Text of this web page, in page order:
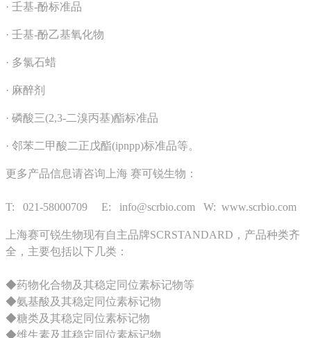
· ‌壬基-酚标准品‌
· ‌壬基-酚乙基氧化物‌
· ‌多氯石蜡‌
· ‌麻醉剂
· ‌磷酸三(2,3-二溴丙基)酯标准品‌
· ‌邻苯二甲酸二正戊酯(ipnpp)标准品‌等‌。
更多产品信息请咨询上海 赛可锐生物：
T: 021-58000709 E: info@scrbio.com W: www.scrbio.com
上海赛可锐生物现有自主品牌SCRSTANDARD，产品种类齐
全，主要包括以下几类：
◆药物化合物及其稳定同位素标记物等
◆氨基酸及其稳定同位素标记物
◆糖类及其稳定同位素标记物
◆维生素及其稳定同位素标记物